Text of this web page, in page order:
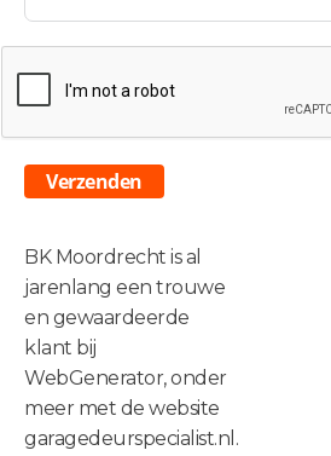
Verzenden
BK Moordrecht is al
jarenlang een trouwe
en gewaardeerde
klant bij
WebGenerator, onder
meer met de website
garagedeurspecialist.nl.